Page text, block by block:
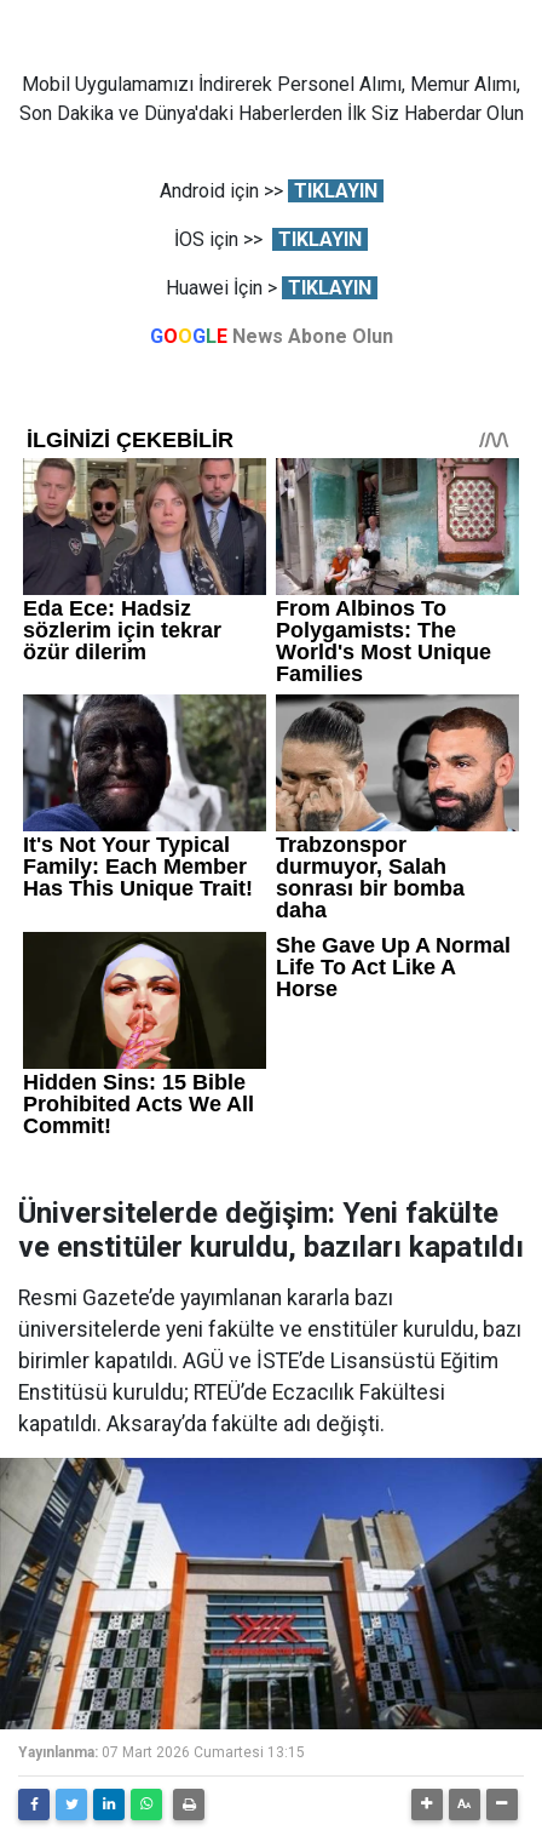
Mobil Uygulamamızı İndirerek Personel Alımı, Memur Alımı,
Son Dakika ve Dünya'daki Haberlerden İlk Siz Haberdar Olun
Android için >> TIKLAYIN
İOS için >> TIKLAYIN
Huawei İçin > TIKLAYIN
GOOGLE News Abone Olun
Üniversitelerde değişim: Yeni fakülte
ve enstitüler kuruldu, bazıları kapatıldı
Resmi Gazete’de yayımlanan kararla bazı
üniversitelerde yeni fakülte ve enstitüler kuruldu, bazı
birimler kapatıldı. AGÜ ve İSTE’de Lisansüstü Eğitim
Enstitüsü kuruldu; RTEÜ’de Eczacılık Fakültesi
kapatıldı. Aksaray’da fakülte adı değişti.
Yayınlanma: 07 Mart 2026 Cumartesi 13:15